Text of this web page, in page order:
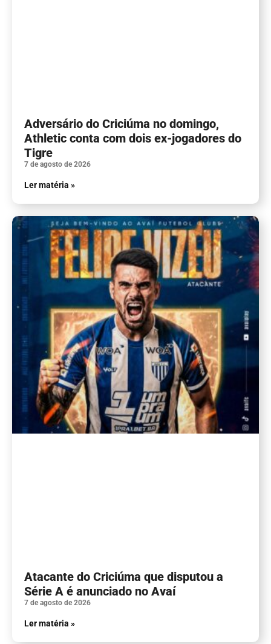
Adversário do Criciúma no domingo,
Athletic conta com dois ex-jogadores do
Tigre
7 de agosto de 2026
Ler matéria »
Atacante do Criciúma que disputou a
Série A é anunciado no Avaí
7 de agosto de 2026
Ler matéria »